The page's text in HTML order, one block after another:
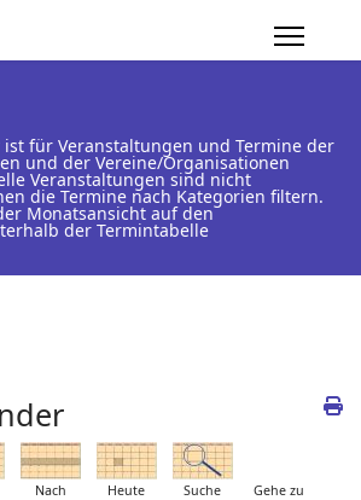
ist für Veranstaltungen und Termine der
und der Vereine/Organisationen
Veranstaltungen sind nicht
die Termine nach Kategorien filtern.
Monatsansicht auf den
der Termintabelle
Nach
Heute Suche
Gehe zu